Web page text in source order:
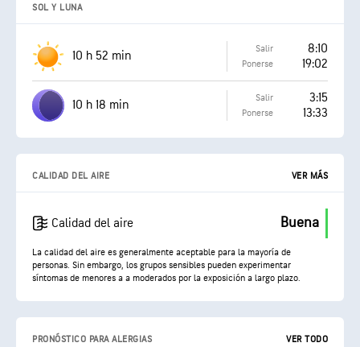
SOL Y LUNA
10 h 52 min Salir 8:10
Ponerse 19:02
10 h 18 min Salir 3:15
Ponerse 13:33
CALIDAD DEL AIRE VER MÁS
Calidad del aire Buena
La calidad del aire es generalmente aceptable para la mayoría de
personas. Sin embargo, los grupos sensibles pueden experimentar
síntomas de menores a a moderados por la exposición a largo plazo.
PRONÓSTICO PARA ALERGIAS VER TODO